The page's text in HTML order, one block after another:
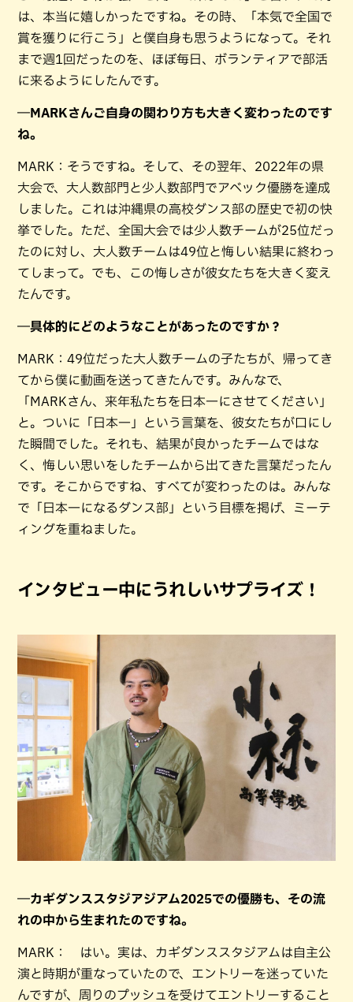
は、本当に嬉しかったですね。その時、「本気で全国で
賞を獲りに行こう」と僕自身も思うようになって。それ
まで週1回だったのを、ほぼ毎日、ボランティアで部活
に来るようにしたんです。
―MARKさんご自身の関わり方も大きく変わったのです
ね。
MARK：そうですね。そして、その翌年、2022年の県
大会で、大人数部門と少人数部門でアベック優勝を達成
しました。これは沖縄県の高校ダンス部の歴史で初の快
挙でした。ただ、全国大会では少人数チームが25位だっ
たのに対し、大人数チームは49位と悔しい結果に終わっ
てしまって。でも、この悔しさが彼女たちを大きく変え
たんです。
―具体的にどのようなことがあったのですか？
MARK：49位だった大人数チームの子たちが、帰ってき
てから僕に動画を送ってきたんです。みんなで、
「MARKさん、来年私たちを日本一にさせてください」
と。ついに「日本一」という言葉を、彼女たちが口にし
た瞬間でした。それも、結果が良かったチームではな
く、悔しい思いをしたチームから出てきた言葉だったん
です。そこからですね、すべてが変わったのは。みんな
で「日本一になるダンス部」という目標を掲げ、ミーテ
ィングを重ねました。
インタビュー中にうれしいサプライズ！
―カギダンススタジアジアム2025での優勝も、その流
れの中から生まれたのですね。
MARK： はい。実は、カギダンススタジアムは自主公
演と時期が重なっていたので、エントリーを迷っていた
んですが、周りのプッシュを受けてエントリーすること